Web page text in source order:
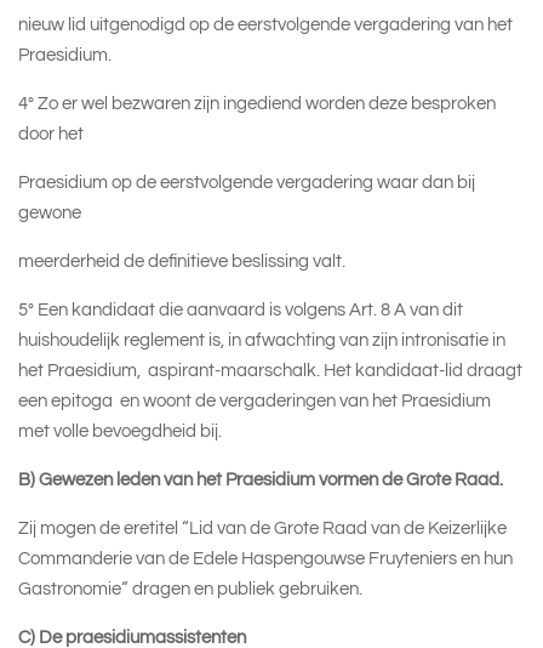
nieuw lid uitgenodigd op de eerstvolgende vergadering van het
Praesidium.
4° Zo er wel bezwaren zijn ingediend worden deze besproken
door het
Praesidium op de eerstvolgende vergadering waar dan bij
gewone
meerderheid de definitieve beslissing valt.
5° Een kandidaat die aanvaard is volgens Art. 8 A van dit
huishoudelijk reglement is, in afwachting van zijn intronisatie in
het Praesidium, aspirant-maarschalk. Het kandidaat-lid draagt
een epitoga en woont de vergaderingen van het Praesidium
met volle bevoegdheid bij.
B) Gewezen leden van het Praesidium vormen de Grote Raad.
Zij mogen de eretitel “Lid van de Grote Raad van de Keizerlijke
Commanderie van de Edele Haspengouwse Fruyteniers en hun
Gastronomie“ dragen en publiek gebruiken.
C) De praesidiumassistenten